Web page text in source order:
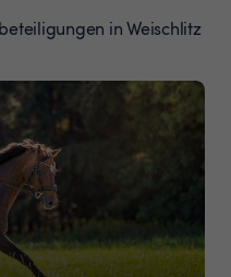
in Weischlitz